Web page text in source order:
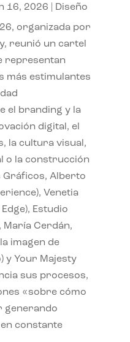
16, 2026 Diseño
organizada por
reunió un cartel
representan
más estimulantes
el branding y la
digital, el
la cultura visual,
o la construcción
Gráficos, Alberto
Venetia
Estudio
María Cerdán,
imagen de
y Your Majesty
sus procesos,
«sobre cómo
generando
constante